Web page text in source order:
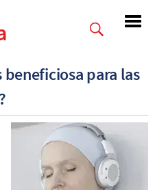
beneficiosa para las